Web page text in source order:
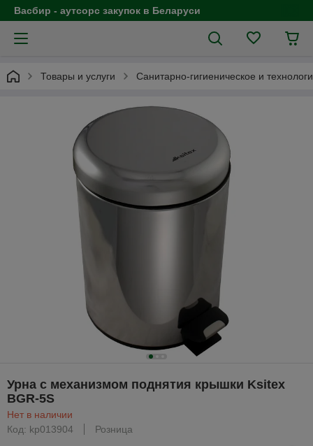
Васбир - аутсорс закупок в Беларуси
Товары и услуги Санитарно-гигиеническое и
Урна с механизмом поднятия крышки Ksitex
BGR-5S
Нет в наличии
Код: kp013904
Розница